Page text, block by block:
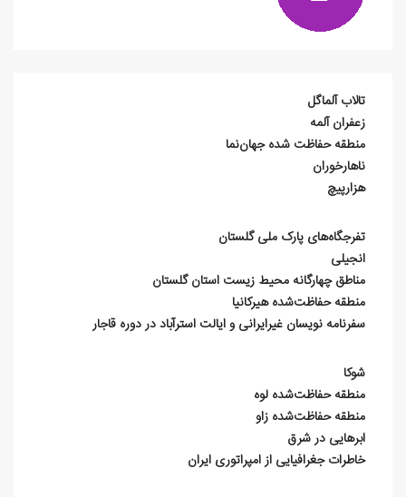
تالاب آلماگل
زعفران آلمه
منطقه حفاظت شده جهان‌نما
ناهارخوران
هزارپیچ
تفرجگاه‌های پارک ملی گلستان
انجیلی
مناطق چهارگانه محیط زیست استان گلستان
منطقه حفاظت‌شده هیرکانیا
سفرنامه‌ نویسان غیرایرانی و ایالت استرآباد در دوره قاجار
شوکا
منطقه حفاظت‌شده لوه
منطقه حفاظت‌شده زاو
ابرهایی در شرق
خاطرات جغرافیایی از امپراتوری ایران